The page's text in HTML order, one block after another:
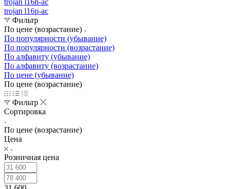
trojan l16p-ac
Фильтр
По цене (возрастание)
По популярности (убывание)
По популярности (возрастание)
По алфавиту (убывание)
По алфавиту (возрастание)
По цене (убывание)
По цене (возрастание)
Фильтр
Сортировка
По цене (возрастание)
Цена
Розничная цена